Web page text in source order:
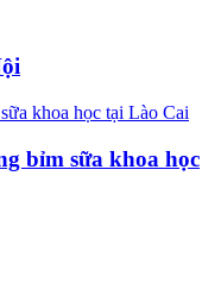
bỉm sữa khoa học